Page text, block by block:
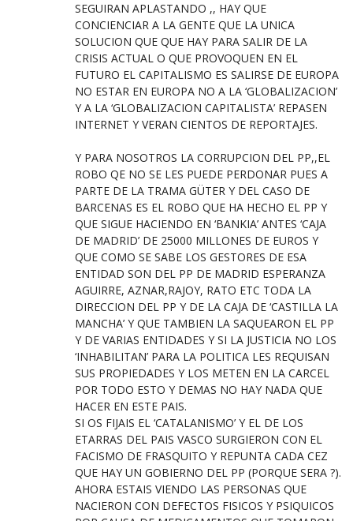
SEGUIRAN APLASTANDO ,, HAY QUE
CONCIENCIAR A LA GENTE QUE LA UNICA
SOLUCION QUE QUE HAY PARA SALIR DE LA
CRISIS ACTUAL O QUE PROVOQUEN EN EL
FUTURO EL CAPITALISMO ES SALIRSE DE EUROPA
NO ESTAR EN EUROPA NO A LA ‘GLOBALIZACION’
Y A LA ‘GLOBALIZACION CAPITALISTA’ REPASEN
INTERNET Y VERAN CIENTOS DE REPORTAJES.
Y PARA NOSOTROS LA CORRUPCION DEL PP,,EL
ROBO QE NO SE LES PUEDE PERDONAR PUES A
PARTE DE LA TRAMA GÜTER Y DEL CASO DE
BARCENAS ES EL ROBO QUE HA HECHO EL PP Y
QUE SIGUE HACIENDO EN ‘BANKIA’ ANTES ‘CAJA
DE MADRID’ DE 25000 MILLONES DE EUROS Y
QUE COMO SE SABE LOS GESTORES DE ESA
ENTIDAD SON DEL PP DE MADRID ESPERANZA
AGUIRRE, AZNAR,RAJOY, RATO ETC TODA LA
DIRECCION DEL PP Y DE LA CAJA DE ‘CASTILLA LA
MANCHA’ Y QUE TAMBIEN LA SAQUEARON EL PP
Y DE VARIAS ENTIDADES Y SI LA JUSTICIA NO LOS
‘INHABILITAN’ PARA LA POLITICA LES REQUISAN
SUS PROPIEDADES Y LOS METEN EN LA CARCEL
POR TODO ESTO Y DEMAS NO HAY NADA QUE
HACER EN ESTE PAIS.
SI OS FIJAIS EL ‘CATALANISMO’ Y EL DE LOS
ETARRAS DEL PAIS VASCO SURGIERON CON EL
FACISMO DE FRASQUITO Y REPUNTA CADA CEZ
QUE HAY UN GOBIERNO DEL PP (PORQUE SERA ?).
AHORA ESTAIS VIENDO LAS PERSONAS QUE
NACIERON CON DEFECTOS FISICOS Y PSIQUICOS